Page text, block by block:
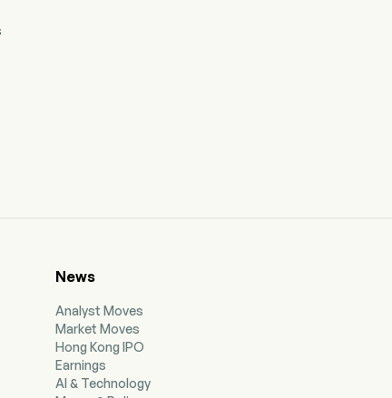
News
Analyst Moves
Market Moves
Hong Kong IPO
Earnings
AI & Technology